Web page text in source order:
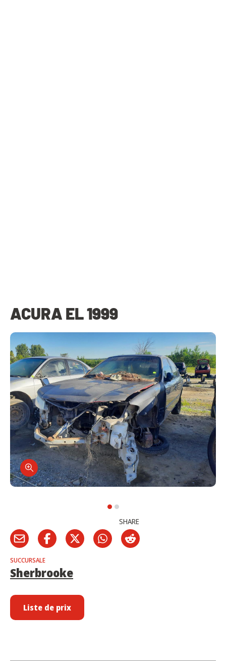
ACURA EL 1999
SHARE
SUCCURSALE
Sherbrooke
Liste de prix